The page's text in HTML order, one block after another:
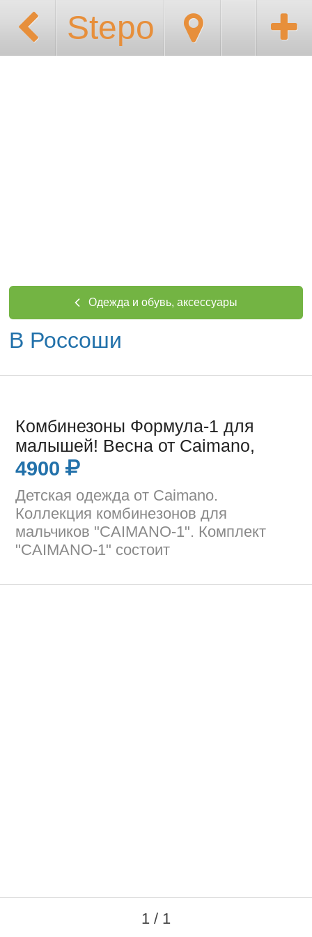
Stepo
Одежда и обувь, аксессуары
В Россоши
Комбинезоны Формула-1 для
малышей! Весна от Caimano,
4900
Детская одежда от Caimano.
Коллекция комбинезонов для
мальчиков "CAIMANO-1". Комплект
"CAIMANO-1" состоит
1 / 1